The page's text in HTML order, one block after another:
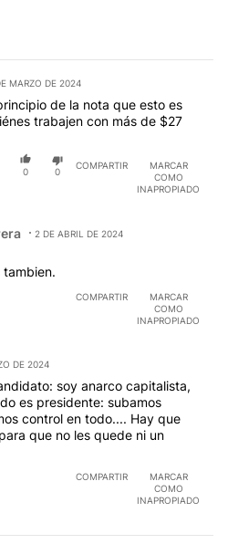
MARZO DE 2024
de la nota que esto es
trabajen con más de $27
0 0
COMPARTIR
MARCAR
COMO
INAPROPIADO
2 DE ABRIL DE 2024
tambien.
COMPARTIR
MARCAR
COMO
INAPROPIADO
DE 2024
soy anarco capitalista,
es presidente: subamos
control en todo.... Hay que
que no les quede ni un
COMPARTIR
MARCAR
COMO
INAPROPIADO